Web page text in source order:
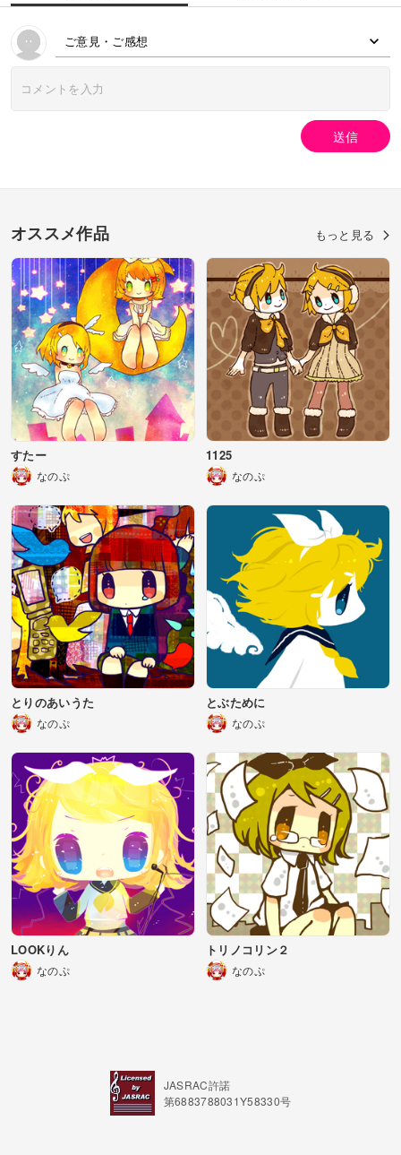
ご意見・ご感想
送信
オススメ作品 もっと見る
すたー
なのぷ
1125
なのぷ
とりのあいうた
なのぷ
とぶために
なのぷ
LOOKりん
なのぷ
トリノコリン２
なのぷ
JASRAC許諾
第6883788031Y58330号